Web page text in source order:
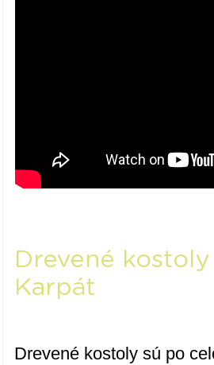
Drevené
Karpát
Drevené kostoly sú po